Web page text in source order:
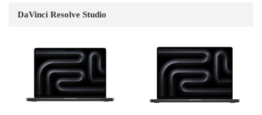
DaVinci Resolve Studio